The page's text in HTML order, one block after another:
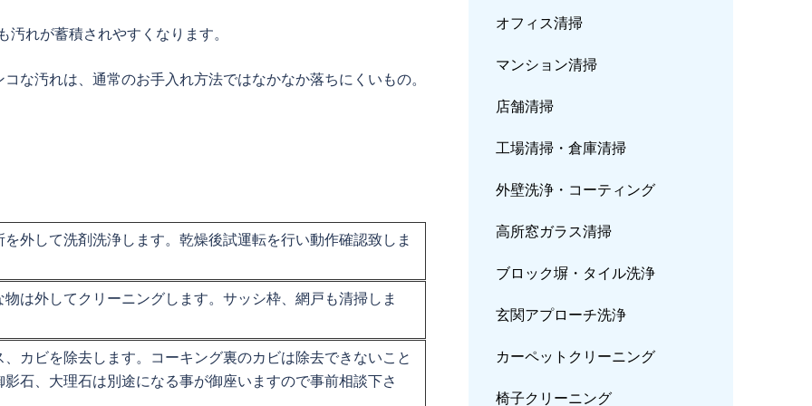
れが蓄積されやすくなります。
な汚れは、通常のお手入れ方法ではなかなか落ちにくいもの。
外して洗剤洗浄します。乾燥後試運転を行い動作確認致しま
は外してクリーニングします。サッシ枠、網戸も清掃しま
カビを除去します。コーキング裏のカビは除去できないこと
石、大理石は別途になる事が御座いますので事前相談下さ
オフィス清掃
マンション清掃
店舗清掃
工場清掃・倉庫清掃
外壁洗浄・コーティング
高所窓ガラス清掃
ブロック塀・タイル洗浄
玄関アプローチ洗浄
カーペットクリーニング
椅子クリーニング